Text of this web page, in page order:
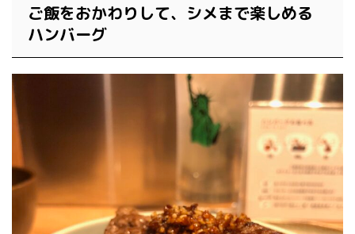
ご飯をおかわりして、シメまで楽しめる
ハンバーグ